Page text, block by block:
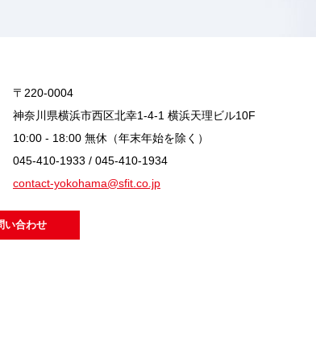
〒220-0004
神奈川県横浜市西区北幸1-4-1 横浜天理ビル10F
10:00 - 18:00 無休（年末年始を除く）
045-410-1933 / 045-410-1934
contact-yokohama@sfit.co.jp
い合わせ